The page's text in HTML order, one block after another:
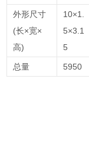
外形尺寸
(长×宽×
高)
10×1.
5×3.1
5
总量 5950